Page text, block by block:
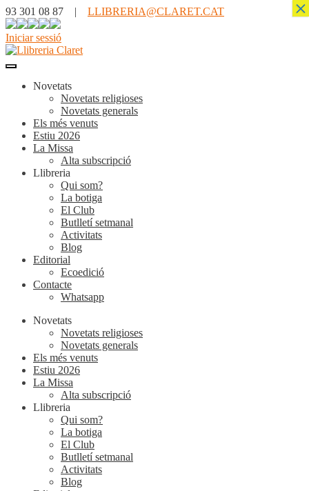
93 301 08 87 | LLIBRERIA@CLARET.CAT
Iniciar sessió
Novetats
Novetats religioses
Novetats generals
Els més venuts
Estiu 2026
La Missa
Alta subscripció
Llibreria
Qui som?
La botiga
El Club
Butlletí setmanal
Activitats
Blog
Editorial
Ecoedició
Contacte
Whatsapp
Novetats
Novetats religioses
Novetats generals
Els més venuts
Estiu 2026
La Missa
Alta subscripció
Llibreria
Qui som?
La botiga
El Club
Butlletí setmanal
Activitats
Blog
×